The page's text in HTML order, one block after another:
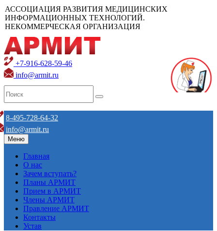
АССОЦИАЦИЯ РАЗВИТИЯ МЕДИЦИНСКИХ
ИНФОРМАЦИОННЫХ ТЕХНОЛОГИЙ.
НЕКОММЕРЧЕСКАЯ ОРГАНИЗАЦИЯ
+7-916-628-59-46
info@armit.ru
8-495-728-64-32
info@armit.ru
Меню
Главная
О нас
Зачем вступать?
Планы АРМИТ
Прием в АРМИТ
Члены АРМИТ
Правление АРМИТ
Контакты
Устав